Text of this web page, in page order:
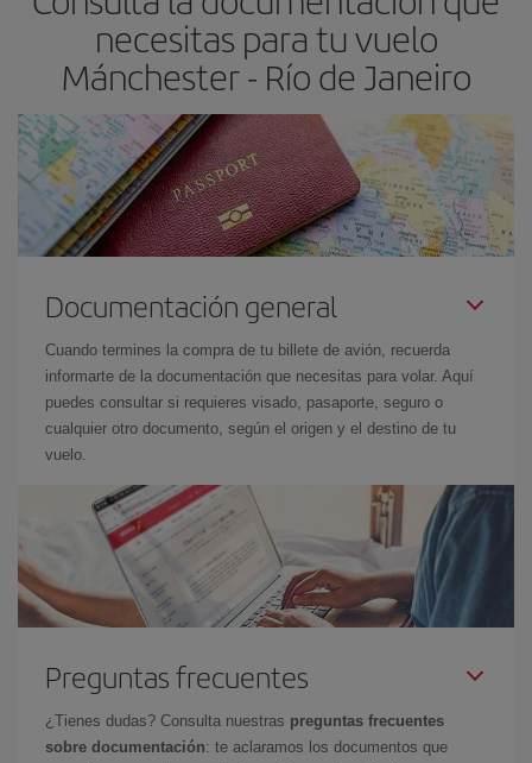
necesitas para tu vuelo
Mánchester - Río de Janeiro
Documentación general
Cuando termines la compra de tu billete de avión, recuerda
informarte de la documentación que necesitas para volar. Aquí
puedes consultar si requieres visado, pasaporte, seguro o
cualquier otro documento, según el origen y el destino de tu
vuelo.
Preguntas frecuentes
¿Tienes dudas? Consulta nuestras preguntas frecuentes
sobre documentación: te aclaramos los documentos que